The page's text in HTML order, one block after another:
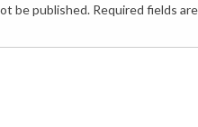
be published. Required fields